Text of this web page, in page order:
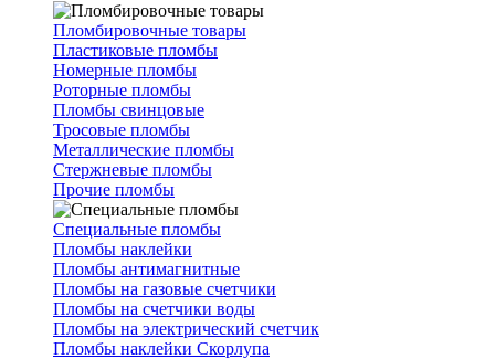
Пломбировочные товары
Пластиковые пломбы
Номерные пломбы
Роторные пломбы
Пломбы свинцовые
Тросовые пломбы
Металлические пломбы
Стержневые пломбы
Прочие пломбы
Специальные пломбы
Пломбы наклейки
Пломбы антимагнитные
Пломбы на газовые счетчики
Пломбы на счетчики воды
Пломбы на электрический счетчик
Пломбы наклейки Скорлупа